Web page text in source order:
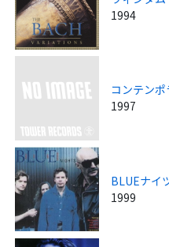
1994
コンテン
1997
BLUEナイ
1999